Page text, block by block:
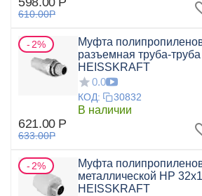
610.00Р
2%
Муфта
разъемная труба-
HEISSKRAFT
0.0
КОД: 30832
В наличии
621.00 Р
633.00Р
2%
Муфта
металлической НР
HEISSKRAFT